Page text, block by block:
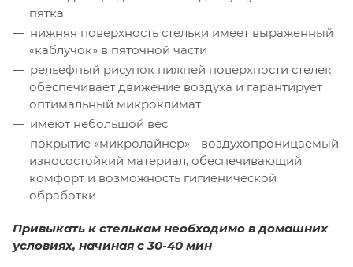
пятка
нижняя поверхность стельки имеет выраженный
«каблучок» в пяточной части
рельефный рисунок нижней поверхности стелек
обеспечивает движение воздуха и гарантирует
оптимальный микроклимат
имеют небольшой вес
покрытие «микролайнер» - воздухопроницаемый
износостойкий материал, обеспечивающий
комфорт и возможность гигиенической
обработки
Привыкать к стелькам необходимо в домашних
условиях, начиная с 30-40 мин